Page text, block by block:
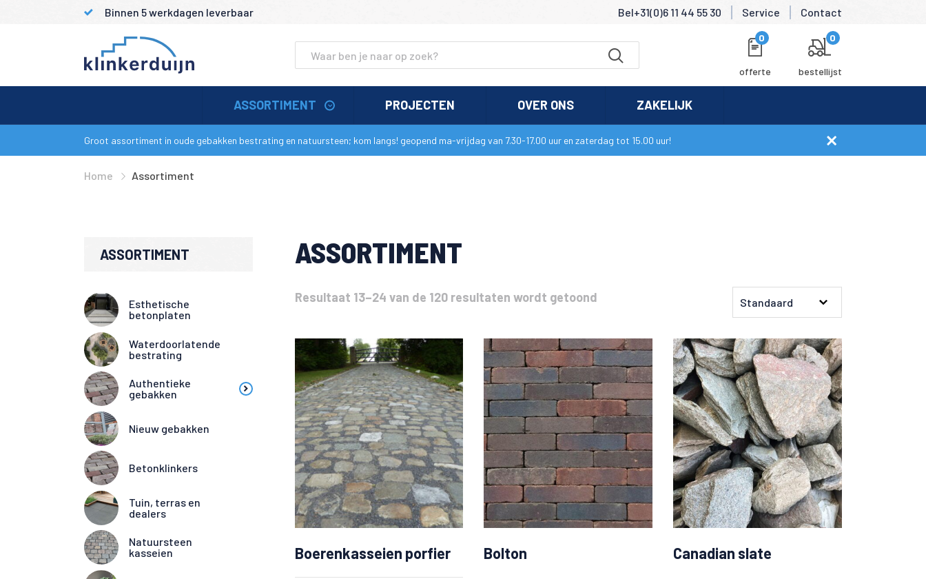
Binnen 5 werkdagen leverbaar Bel+31(0)6 11 44 55 30 Service Contact
0
offerte
0
bestellijst
ASSORTIMENT PROJECTEN OVER ONS ZAKELIJK
Groot assortiment in oude gebakken bestrating en natuursteen; kom langs! geopend ma-vrijdag van 7.30-17.00 uur en zaterdag tot 15.00 uur!
Home Assortiment
ASSORTIMENT
Esthetische
betonplaten
Waterdoorlatende
bestrating
Authentieke
gebakken
Nieuw gebakken
Betonklinkers
Tuin, terras en
dealers
Natuursteen
kasseien
ASSORTIMENT
Resultaat 13–24 van de 120 resultaten wordt getoond
Boerenkasseien porfier Bolton Canadian slate